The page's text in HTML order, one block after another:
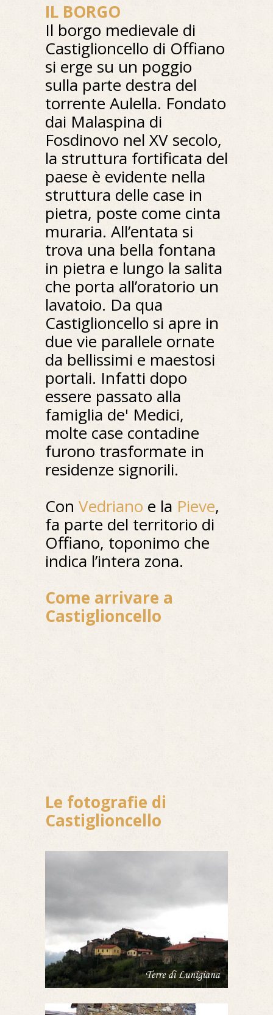
IL BORGO
Il borgo medievale di
Castiglioncello di Offiano
si erge su un poggio
sulla parte destra del
torrente Aulella. Fondato
dai Malaspina di
Fosdinovo nel XV secolo,
la struttura fortificata del
paese è evidente nella
struttura delle case in
pietra, poste come cinta
muraria. All’entata si
trova una bella fontana
in pietra e lungo la salita
che porta all’oratorio un
lavatoio. Da qua
Castiglioncello si apre in
due vie parallele ornate
da bellissimi e maestosi
portali. Infatti dopo
essere passato alla
famiglia de' Medici,
molte case contadine
furono trasformate in
residenze signorili.
Con Vedriano e la Pieve,
fa parte del territorio di
Offiano, toponimo che
indica l’intera zona.
Come arrivare a
Castiglioncello
Le fotografie di
Castiglioncello